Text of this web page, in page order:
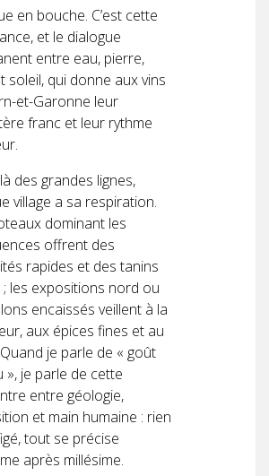
en bouche. C’est cette
et le dialogue
entre eau, pierre,
soleil, qui donne aux vins
et-Garonne leur
franc et leur rythme
des grandes lignes,
village a sa respiration.
dominant les
offrent des
rapides et des tanins
les expositions nord ou
encaissés veillent à la
aux épices fines et au
je parle de « goût
», je parle de cette
entre géologie,
et main humaine : rien
tout se précise
après millésime.